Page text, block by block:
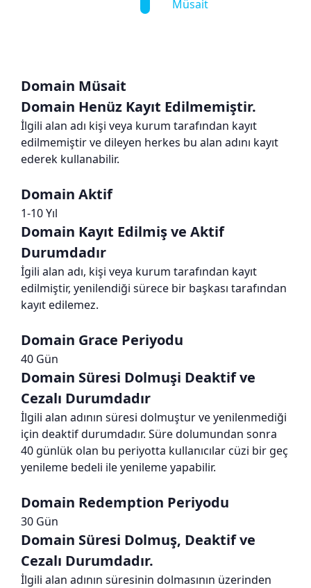
Müsait
Domain Müsait
Domain Henüz Kayıt Edilmemiştir.
İlgili alan adı kişi veya kurum tarafından kayıt
edilmemiştir ve dileyen herkes bu alan adını kayıt
ederek kullanabilir.
Domain Aktif
1-10 Yıl
Domain Kayıt Edilmiş ve Aktif
Durumdadır
İgili alan adı, kişi veya kurum tarafından kayıt
edilmiştir, yenilendiği sürece bir başkası tarafından
kayıt edilemez.
Domain Grace Periyodu
40 Gün
Domain Süresi Dolmuşi Deaktif ve
Cezalı Durumdadır
İlgili alan adının süresi dolmuştur ve yenilenmediği
için deaktif durumdadır. Süre dolumundan sonra
40 günlük olan bu periyotta kullanıcılar cüzi bir geç
yenileme bedeli ile yenileme yapabilir.
Domain Redemption Periyodu
30 Gün
Domain Süresi Dolmuş, Deaktif ve
Cezalı Durumdadır.
İlgili alan adının süresinin dolmasının üzerinden